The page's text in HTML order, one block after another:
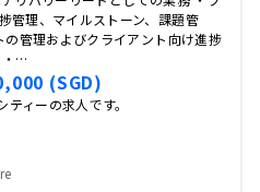
管理、マイルストーン、課題管
管理およびクライアント向け進捗
・…
(SGD)
ィーの求人です。